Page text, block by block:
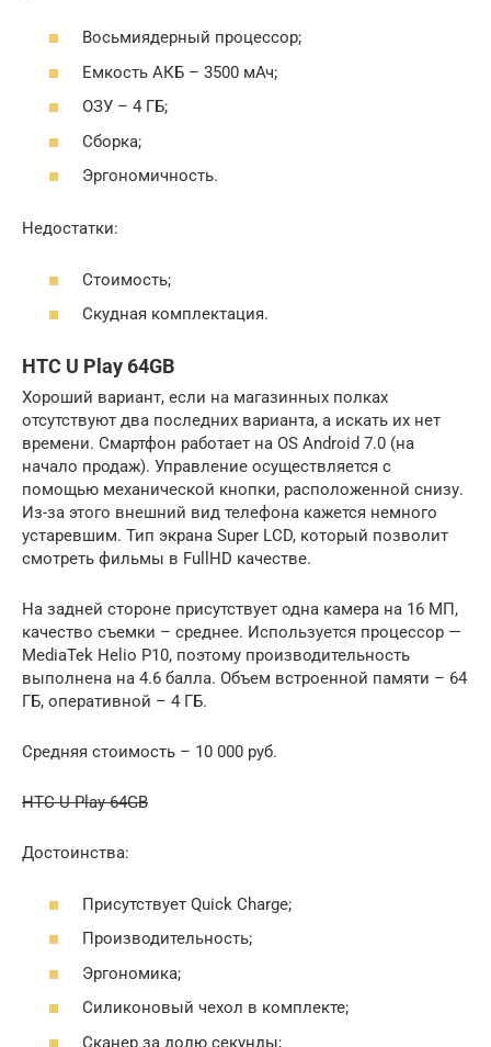
Восьмиядерный процессор;
Емкость АКБ – 3500 мАч;
ОЗУ – 4 ГБ;
Сборка;
Эргономичность.
Недостатки:
Стоимость;
Скудная комплектация.
HTC U Play 64GB
Хороший вариант, если на магазинных полках
отсутствуют два последних варианта, а искать их нет
времени. Смартфон работает на OS Android 7.0 (на
начало продаж). Управление осуществляется с
помощью механической кнопки, расположенной снизу.
Из-за этого внешний вид телефона кажется немного
устаревшим. Тип экрана Super LCD, который позволит
смотреть фильмы в FullHD качестве.
На задней стороне присутствует одна камера на 16 МП,
качество съемки – среднее. Используется процессор —
MediaTek Helio P10, поэтому производительность
выполнена на 4.6 балла. Объем встроенной памяти – 64
ГБ, оперативной – 4 ГБ.
Средняя стоимость – 10 000 руб.
HTC U Play 64GB
Достоинства:
Присутствует Quick Charge;
Производительность;
Эргономика;
Силиконовый чехол в комплекте;
Сканер за долю секунды;